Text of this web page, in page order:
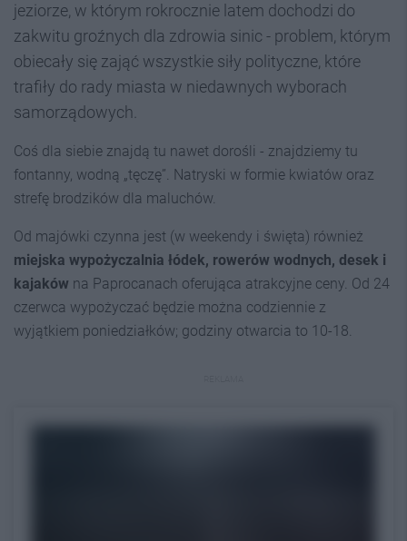
jeziorze, w którym rokrocznie latem dochodzi do
zakwitu groźnych dla zdrowia sinic - problem, którym
obiecały się zająć wszystkie siły polityczne, które
trafiły do rady miasta w niedawnych wyborach
samorządowych.
Coś dla siebie znajdą tu nawet dorośli - znajdziemy tu
fontanny, wodną „tęczę”. Natryski w formie kwiatów oraz
strefę brodzików dla maluchów.
Od majówki czynna jest (w weekendy i święta) również
miejska wypożyczalnia łódek, rowerów wodnych, desek i
kajaków na Paprocanach oferująca atrakcyjne ceny. Od 24
czerwca wypożyczać będzie można codziennie z
wyjątkiem poniedziałków; godziny otwarcia to 10-18.